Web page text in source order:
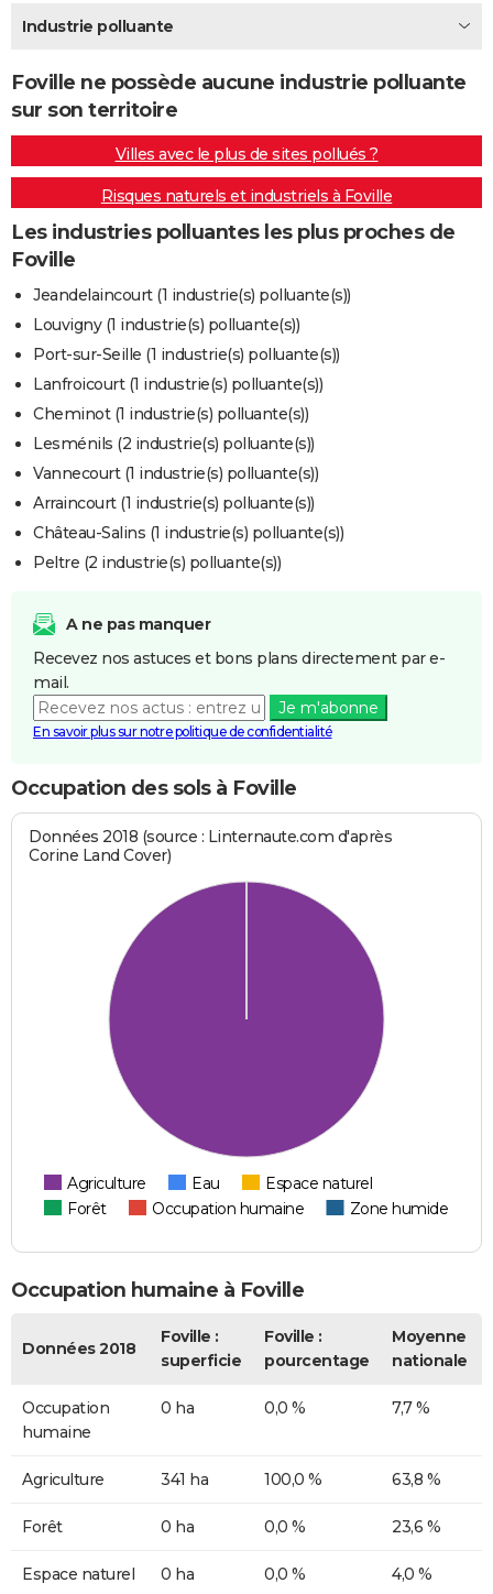
Destinations
City break
Voyage nature
Voyage de noces
Forum
Climat
+PHOTO
GUIDES D'ACHAT
BONS PLANS
CARTE DE VOEUX
Carte de Noël
Carte Bonne année
Carte Saint-Valentin
Carte d'anniversaire
DICTIONNAIRE
Dictionnaire
Biographies
Citations
Expressions
Proverbes
PROGRAMME TV
COPAINS D'AVANT
S'inscrire
Se connecter
Lycées
Collèges
Primaires
Universités
Entreprises
Service militaire
Avis de recherche
AVIS DE DÉCÈS
FORUM
Bricolage
Lifestyle
Culture
Sport
Auto
Television
Voyage
Cinema
Industrie polluante
Foville ne possède aucune industrie polluante
sur son territoire
Villes avec le plus de sites pollués ?
Risques naturels et industriels à Foville
Les industries polluantes les plus proches de
Foville
Jeandelaincourt (1 industrie(s) polluante(s))
Louvigny (1 industrie(s) polluante(s))
Port-sur-Seille (1 industrie(s) polluante(s))
Lanfroicourt (1 industrie(s) polluante(s))
Cheminot (1 industrie(s) polluante(s))
Lesménils (2 industrie(s) polluante(s))
Vannecourt (1 industrie(s) polluante(s))
Arraincourt (1 industrie(s) polluante(s))
Château-Salins (1 industrie(s) polluante(s))
Peltre (2 industrie(s) polluante(s))
A ne pas manquer
Recevez nos astuces et bons plans directement par e-
mail.
Je m'abonne
En savoir plus sur notre politique de confidentialité
Occupation des sols à Foville
Données 2018 (source : Linternaute.com d'après
Corine Land Cover)
Agriculture Eau
Espace naturel
Forêt
Occupation humaine Zone humide
Occupation humaine à Foville
Données 2018
Foville :
superficie
Foville :
pourcentage
Moyenne
nationale
Occupation
humaine
0 ha 0,0 % 7,7 %
Agriculture 341 ha 100,0 % 63,8 %
Forêt 0 ha 0,0 % 23,6 %
Espace naturel 0 ha 0,0 % 4,0 %